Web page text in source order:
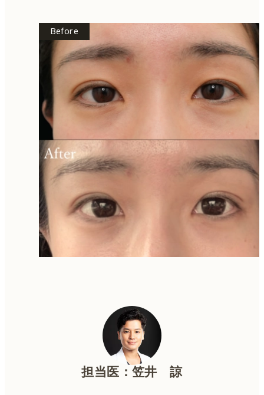
Before
担当医：笠井 諒